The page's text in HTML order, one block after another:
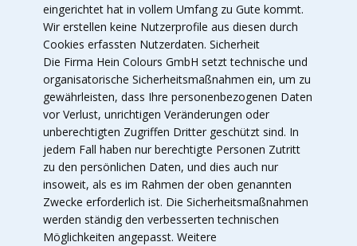
eingerichtet hat in vollem Umfang zu Gute kommt.
Wir erstellen keine Nutzerprofile aus diesen durch
Cookies erfassten Nutzerdaten. Sicherheit
Die Firma Hein Colours GmbH setzt technische und
organisatorische Sicherheitsmaßnahmen ein, um zu
gewährleisten, dass Ihre personenbezogenen Daten
vor Verlust, unrichtigen Veränderungen oder
unberechtigten Zugriffen Dritter geschützt sind. In
jedem Fall haben nur berechtigte Personen Zutritt
zu den persönlichen Daten, und dies auch nur
insoweit, als es im Rahmen der oben genannten
Zwecke erforderlich ist. Die Sicherheitsmaßnahmen
werden ständig den verbesserten technischen
Möglichkeiten angepasst. Weitere